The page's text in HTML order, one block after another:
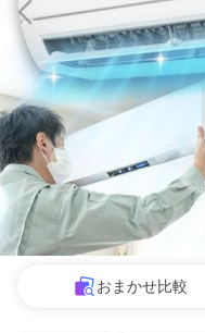
おまかせ比較